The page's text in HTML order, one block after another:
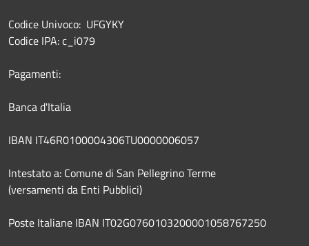
Codice Univoco: UFGYKY
Codice IPA: c_i079
Pagamenti:
Banca d'Italia
IBAN IT46R0100004306TU0000006057
Intestato a: Comune di San Pellegrino Terme
(versamenti da Enti Pubblici)
Poste Italiane IBAN IT02G0760103200001058767250